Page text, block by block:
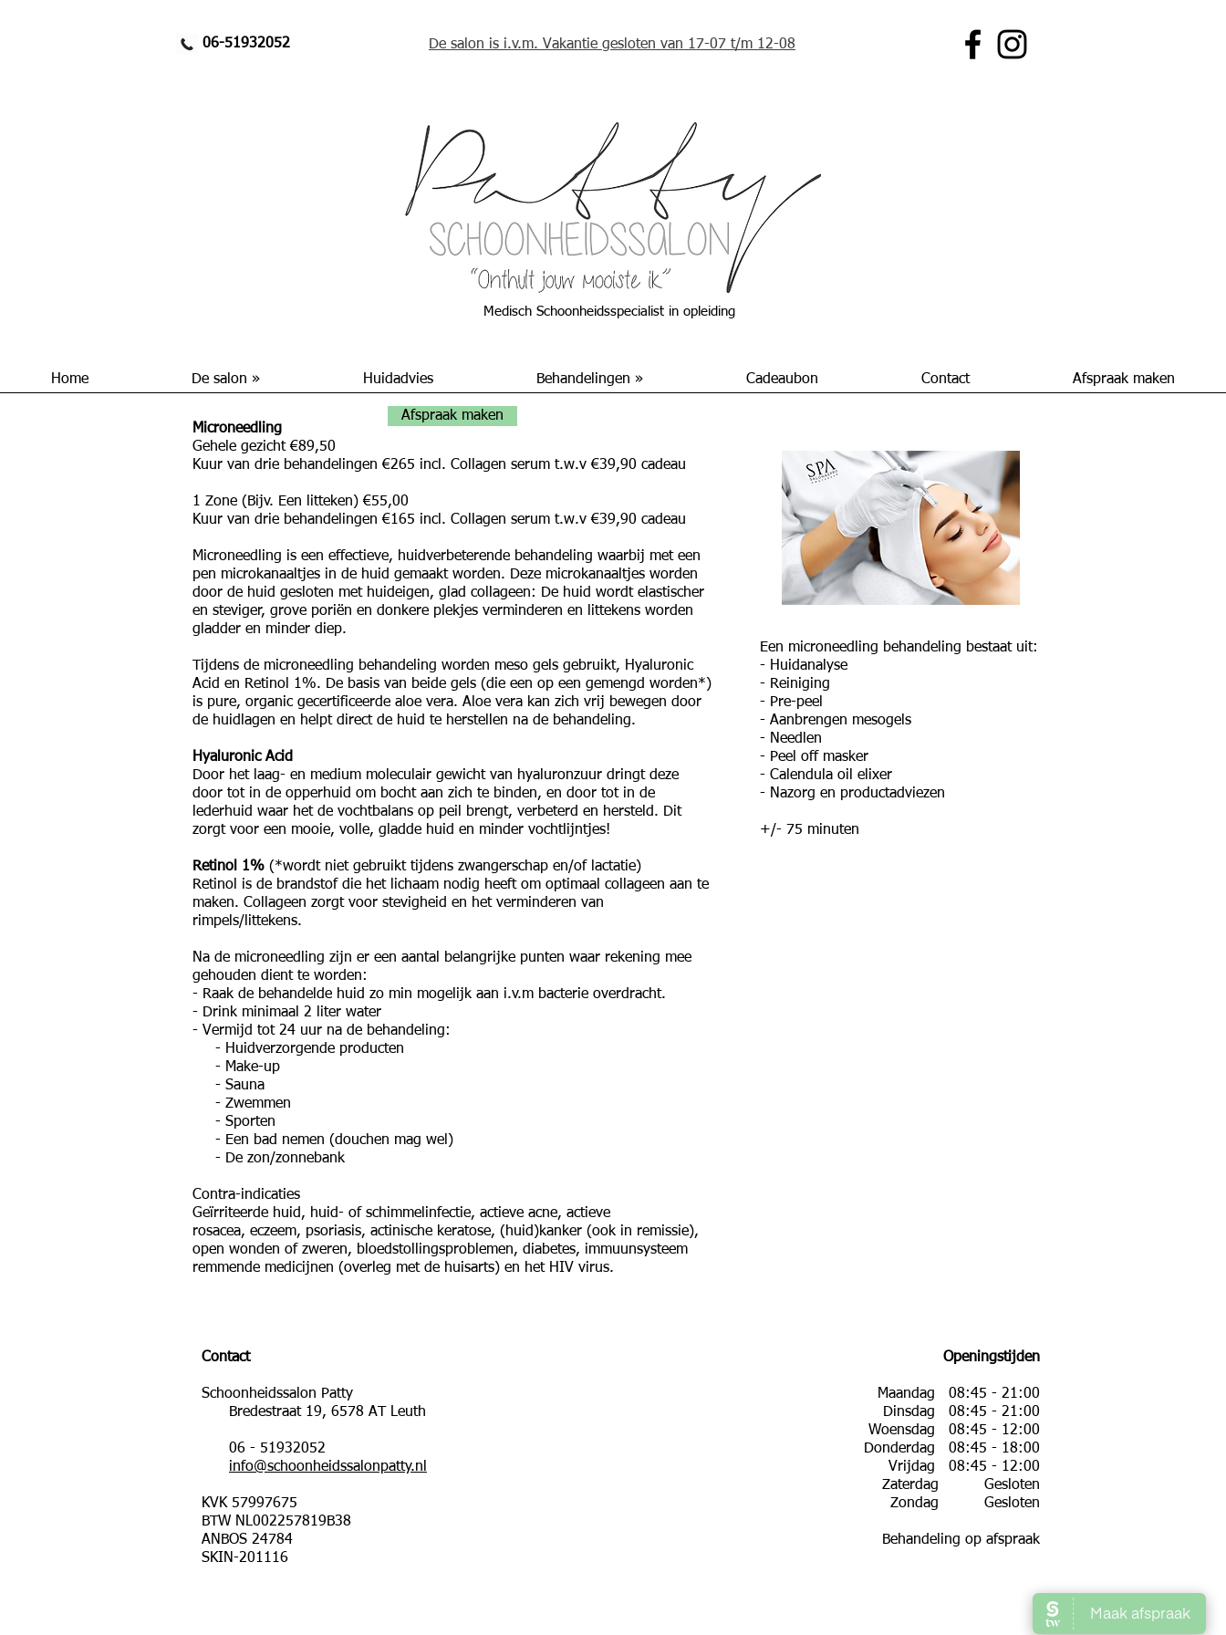
06-51932052 De salon is i.v.m. Vakantie gesloten van 17-07 t/m 12-08
Medisch Schoonheidsspecialist in opleiding
Home De salon » Huidadvies Behandelingen » Cadeaubon Contact Afspraak maken
Microneedling
Gehele gezicht €89,50
Kuur van drie behandelingen €265 incl. Collagen serum t.w.v €39,90 cadeau
1 Zone (Bijv. Een litteken) €55,00
Kuur van drie behandelingen €165 incl. Collagen serum t.w.v €39,90 cadeau
Microneedling is een effectieve, huidverbeterende behandeling waarbij met een
pen microkanaaltjes in de huid gemaakt worden. Deze microkanaaltjes worden
door de huid gesloten met huideigen, glad collageen: De huid wordt elastischer
en steviger, grove poriën en donkere plekjes verminderen en littekens worden
gladder en minder diep.
Tijdens de microneedling behandeling worden meso gels gebruikt, Hyaluronic
Acid en Retinol 1%. De basis van beide gels (die een op een gemengd worden*)
is pure, organic gecertificeerde aloe vera. Aloe vera kan zich vrij bewegen door
de huidlagen en helpt direct de huid te herstellen na de behandeling.
Hyaluronic Acid
Door het laag- en medium moleculair gewicht van hyaluronzuur dringt deze
door tot in de opperhuid om bocht aan zich te binden, en door tot in de
lederhuid waar het de vochtbalans op peil brengt, verbeterd en hersteld. Dit
zorgt voor een mooie, volle, gladde huid en minder vochtlijntjes!
Retinol 1% (*wordt niet gebruikt tijdens zwangerschap en/of lactatie)
Retinol is de brandstof die het lichaam nodig heeft om optimaal collageen aan te
maken. Collageen zorgt voor stevigheid en het verminderen van
rimpels/littekens.
Na de microneedling zijn er een aantal belangrijke punten waar rekening mee
gehouden dient te worden:
- Raak de behandelde huid zo min mogelijk aan i.v.m bacterie overdracht.
- Drink minimaal 2 liter water
- Vermijd tot 24 uur na de behandeling:
- Huidverzorgende producten
- Make-up
- Sauna
- Zwemmen
- Sporten
- Een bad nemen (douchen mag wel)
- De zon/zonnebank
Contra-indicaties
Geïrriteerde huid, huid- of schimmelinfectie, actieve acne, actieve
rosacea, eczeem, psoriasis, actinische keratose, (huid)kanker (ook in remissie),
open wonden of zweren, b loedstollingsproblemen, diabetes, immuunsysteem
remmende medicijnen (overleg met de huisarts) en het HIV virus.
Afspraak maken
Een microneedling behandeling bestaat uit:
- Huidanalyse
- Reiniging
- Pre-peel
- Aanbrengen mesogels
- Needlen
- Peel off masker
- Calendula oil elixer
- Nazorg en productadviezen
+/- 75 minuten
Contact
Schoonheidssalon Patty
Bredestraat 19, 6578 AT Leuth
06 - 51932052
info@schoonheidssalonpatty.nl
KVK 57997675
BTW NL002257819B38
ANBOS 24784
SKIN-201116
Openingstijden
Maandag 08:45 - 21:00
Dinsdag 08:45 - 21:00
Woensdag 08:45 - 12:00
Donderdag 08:45 - 18:00
Vrijdag 08:45 - 12:00
Zaterdag Gesloten
Zondag Gesloten
Behandeling op afspraak